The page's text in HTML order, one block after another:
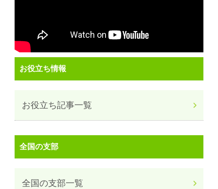
お役立ち情報
お役立ち記事一覧
全国の支部
全国の支部一覧